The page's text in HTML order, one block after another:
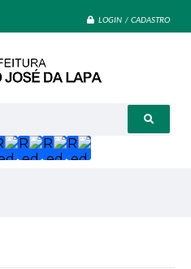
LOGIN / CADASTRO